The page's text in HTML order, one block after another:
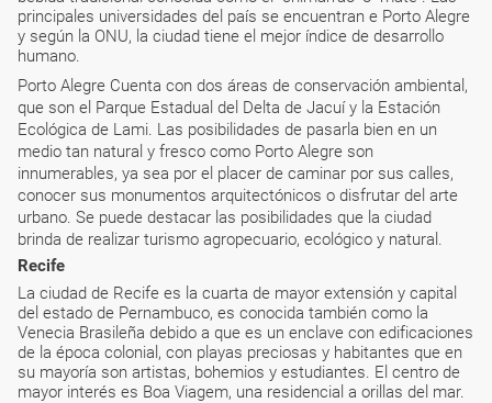
principales universidades del país se encuentran e Porto Alegre
y según la ONU, la ciudad tiene el mejor índice de desarrollo
humano.
Porto Alegre Cuenta con dos áreas de conservación ambiental,
que son el Parque Estadual del Delta de Jacuí y la Estación
Ecológica de Lami. Las posibilidades de pasarla bien en un
medio tan natural y fresco como Porto Alegre son
innumerables, ya sea por el placer de caminar por sus calles,
conocer sus monumentos arquitectónicos o disfrutar del arte
urbano. Se puede destacar las posibilidades que la ciudad
brinda de realizar turismo agropecuario, ecológico y natural.
Recife
La ciudad de Recife es la cuarta de mayor extensión y capital
del estado de Pernambuco, es conocida también como la
Venecia Brasileña debido a que es un enclave con edificaciones
de la época colonial, con playas preciosas y habitantes que en
su mayoría son artistas, bohemios y estudiantes. El centro de
mayor interés es Boa Viagem, una residencial a orillas del mar.